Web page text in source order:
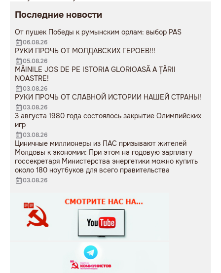
Караман проголосовала на
Последние новости
От пушек Победы к румынским орлам: выбор PAS
06.08.26
РУКИ ПРОЧЬ ОТ МОЛДАВСКИХ ГЕРОЕВ!!!
05.08.26
MÂINILE JOS DE PE ISTORIA GLORIOASĂ A ȚĂRII
NOASTRE!
03.08.26
РУКИ ПРОЧЬ ОТ СЛАВНОЙ ИСТОРИИ НАШЕЙ СТРАНЫ!
03.08.26
3 августа 1980 года состоялось закрытие Олимпийских
игр
03.08.26
Циничные миллионеры из ПАС призывают жителей
Молдовы к экономии: При этом на годовую зарплату
госсекретаря Министерства энергетики можно купить
около 180 ноутбуков для всего правительства
03.08.26